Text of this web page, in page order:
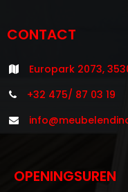
CONTACT
Europark 2073,
+32 475/ 87 03 19
OPENINGSUREN